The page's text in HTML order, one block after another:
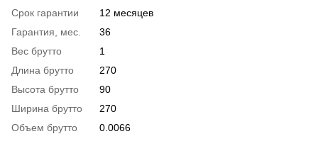
Срок гарантии
12 месяцев
Гарантия, мес.
36
Вес брутто
1
Длина брутто
270
Высота брутто
90
Ширина брутто
270
Объем брутто
0.0066